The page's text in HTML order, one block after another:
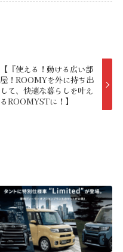
【『使える！動ける広い部
屋！ROOMYを外に持ち出
して、快適な暮らしを叶え
るROOMYSTに！】